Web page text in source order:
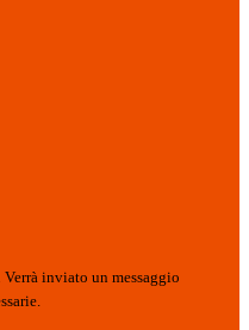
Verrà inviato un messaggio